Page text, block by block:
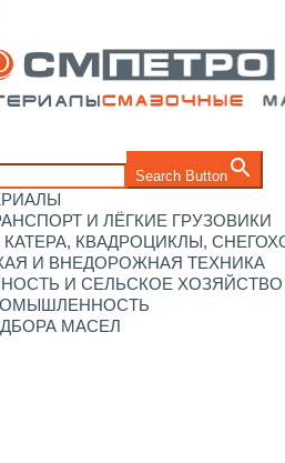
Search Button
И ЛЁГКИЕ ГРУЗОВИКИ
КВАДРОЦИКЛЫ,
И ВНЕДОРОЖНАЯ ТЕХНИКА
И СЕЛЬСКОЕ ХОЗЯЙСТВО
МАСЕЛ